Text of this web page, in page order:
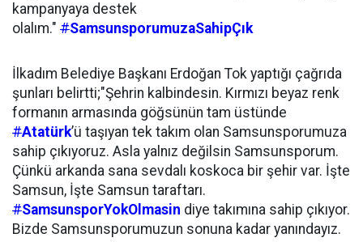
kampanyaya destek
olalım." #SamsunsporumuzaSahipÇık
İlkadım Belediye Başkanı Erdoğan Tok yaptığı çağrıda
şunları belirtti;"Şehrin kalbindesin. Kırmızı beyaz renk
formanın armasında göğsünün tam üstünde
#Atatürk’ü taşıyan tek takım olan Samsunsporumuza
sahip çıkıyoruz. Asla yalnız değilsin Samsunsporum.
Çünkü arkanda sana sevdalı koskoca bir şehir var. İşte
Samsun, İşte Samsun taraftarı.
#SamsunsporYokOlmasin diye takımına sahip çıkıyor.
Bizde Samsunsporumuzun sonuna kadar yanındayız.